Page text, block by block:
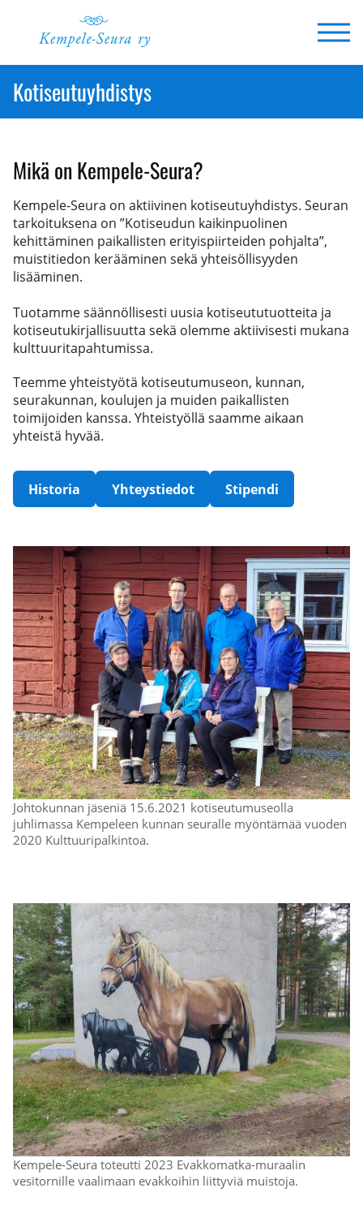
Kotiseutuyhdistys
Mikä on Kempele-Seura?
Kempele-Seura on aktiivinen kotiseutuyhdistys. Seuran
tarkoituksena on ”Kotiseudun kaikinpuolinen
kehittäminen paikallisten erityispiirteiden pohjalta”,
muistitiedon kerääminen sekä yhteisöllisyyden
lisääminen.
Tuotamme säännöllisesti uusia kotiseututuotteita ja
kotiseutukirjallisuutta sekä olemme aktiivisesti mukana
kulttuuritapahtumissa.
Teemme yhteistyötä kotiseutumuseon, kunnan,
seurakunnan, koulujen ja muiden paikallisten
toimijoiden kanssa. Yhteistyöllä saamme aikaan
yhteistä hyvää.
Historia Yhteystiedot Stipendi
Johtokunnan jäseniä 15.6.2021 kotiseutumuseolla
juhlimassa Kempeleen kunnan seuralle myöntämää vuoden
2020 Kulttuuripalkintoa.
Kempele-Seura toteutti 2023 Evakkomatka-muraalin
vesitornille vaalimaan evakkoihin liittyviä muistoja.